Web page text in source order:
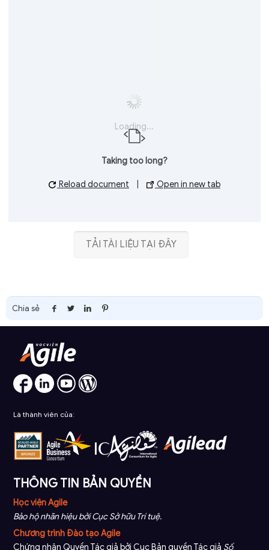
Loading...
Taking too long?
Reload document Open in new tab
TẢI TÀI LIỆU TẠI ĐÂY
Chia sẻ
Là thành viên của:
THÔNG TIN BẢN QUYỀN
Học viện Agile
Bảo hộ nhãn hiệu bởi Cục Sở hữu Trí tuệ.
Chương trình Đào tạo Agile
Chứng nhận Quyền Tác giả bởi Cục Bản quyền Tác giả Số